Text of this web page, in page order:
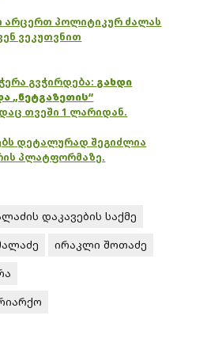
არცერთ პოლიტიკურ ძალას
ვეკუთვნით
გვჭირდება: გახდი
„ნეტგაზეთის“
თვეში 1 ლარიდან.
დეტალურად შეგიძლია
პლატფორმაზე.
დაკავების საქმე
ირაკლი შოთაძე